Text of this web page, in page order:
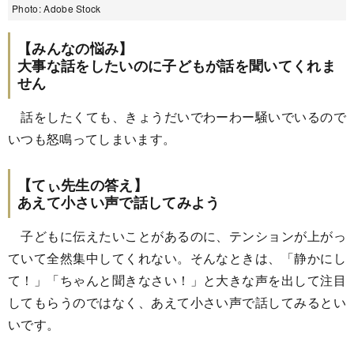
Photo: Adobe Stock
【みんなの悩み】
大事な話をしたいのに子どもが話を聞いてくれま
せん
話をしたくても、きょうだいでわーわー騒いでいるので
いつも怒鳴ってしまいます。
【てぃ先生の答え】
あえて小さい声で話してみよう
子どもに伝えたいことがあるのに、テンションが上がっ
ていて全然集中してくれない。そんなときは、「静かにし
て！」「ちゃんと聞きなさい！」と大きな声を出して注目
してもらうのではなく、あえて小さい声で話してみるとい
いです。